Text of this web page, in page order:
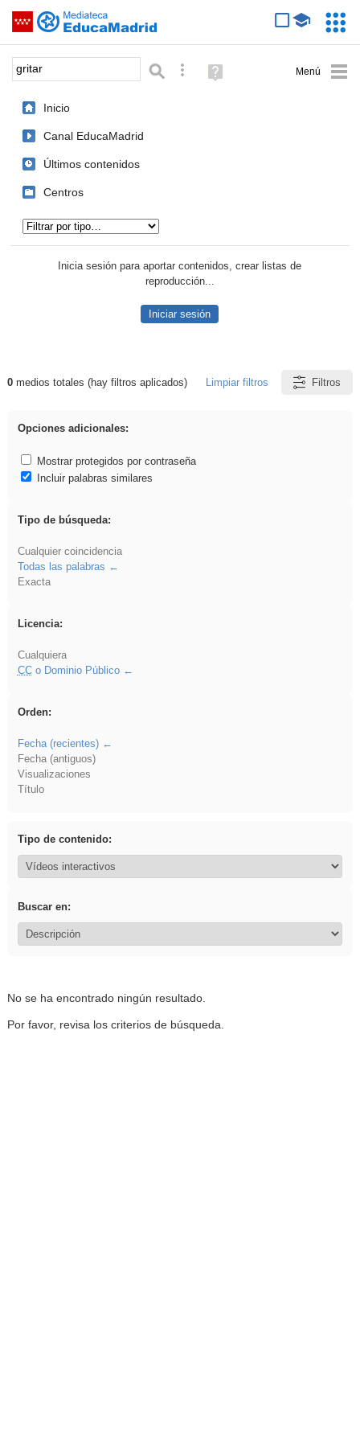
Saltar navegación
Palabra o frase: Búsqueda avanzada
Ayuda
(en
Inicio
Canal EducaMadrid
Últimos contenidos
Centros
Inicia sesión para aportar contenidos, crear listas de
reproducción...
Iniciar sesión
Resultados de: gritar
0medios totales (hay filtros aplicados) Limpiar filtros Filtros
Opciones adicionales:
Mostrar protegidos por contraseña
Incluir palabras similares
Tipo de búsqueda:
Cualquier coincidencia
Todas las palabras
Exacta
Licencia:
Cualquiera
CCo Dominio Público
Orden:
Fecha (recientes)
Fecha (antiguos)
Visualizaciones
Título
Tipo de contenido:
Buscar en:
No se ha encontrado ningún resultado.
Por favor, revisa los criterios de búsqueda.